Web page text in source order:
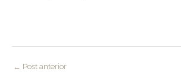
← Post anterior